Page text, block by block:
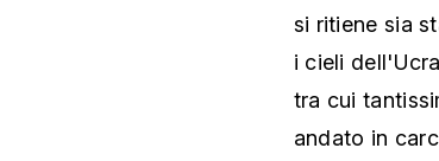
si ritiene sia
i cieli
tra cui
andato in